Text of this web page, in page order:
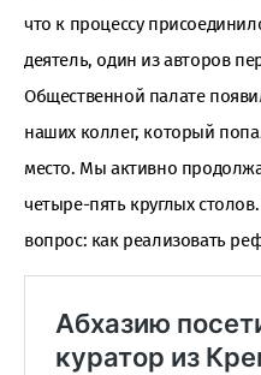
что к процессу
деятель, один из авторов
Общественной палате
наших коллег, который
место. Мы активно
четыре-пять круглых
вопрос: как реализовать